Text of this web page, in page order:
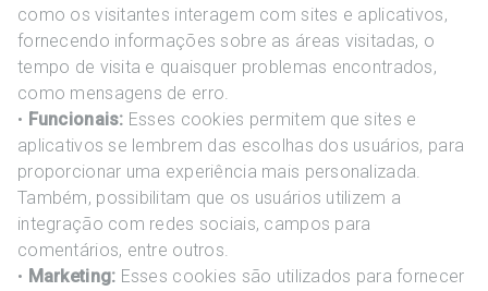
como os visitantes interagem com sites e aplicativos,
fornecendo informações sobre as áreas visitadas, o
tempo de visita e quaisquer problemas encontrados,
como mensagens de erro.
• Funcionais: Esses cookies permitem que sites e
aplicativos se lembrem das escolhas dos usuários, para
proporcionar uma experiência mais personalizada.
Também, possibilitam que os usuários utilizem a
integração com redes sociais, campos para
comentários, entre outros.
• Marketing: Esses cookies são utilizados para fornecer